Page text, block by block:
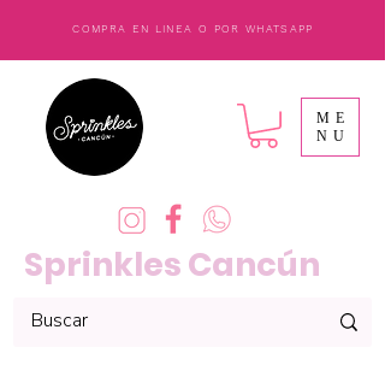
COMPRA EN LINEA O POR WHATSAPP
Sprinkles Cancún
ME
NU